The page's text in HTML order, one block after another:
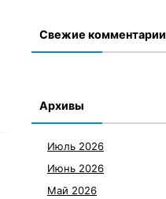
Свежие комментарии
Архивы
Июль 2026
Июнь 2026
Май 2026